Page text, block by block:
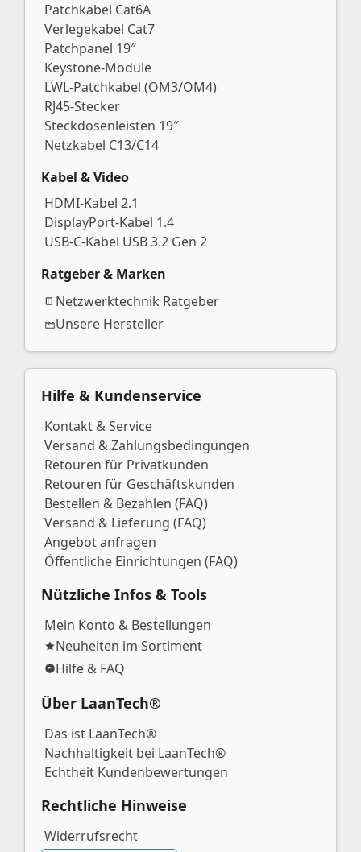
Patchkabel Cat6A
Verlegekabel Cat7
Patchpanel 19″
Keystone-Module
LWL-Patchkabel (OM3/OM4)
RJ45-Stecker
Steckdosenleisten 19″
Netzkabel C13/C14
Kabel & Video
HDMI-Kabel 2.1
DisplayPort-Kabel 1.4
USB-C-Kabel USB 3.2 Gen 2
Ratgeber & Marken
Netzwerktechnik Ratgeber
Unsere Hersteller
Hilfe & Kundenservice
Kontakt & Service
Versand & Zahlungsbedingungen
Retouren für Privatkunden
Retouren für Geschäftskunden
Bestellen & Bezahlen (FAQ)
Versand & Lieferung (FAQ)
Angebot anfragen
Öffentliche Einrichtungen (FAQ)
Nützliche Infos & Tools
Mein Konto & Bestellungen
Neuheiten im Sortiment
Hilfe & FAQ
Über LaanTech®
Das ist LaanTech®
Nachhaltigkeit bei LaanTech®
Echtheit Kundenbewertungen
Rechtliche Hinweise
Widerrufsrecht